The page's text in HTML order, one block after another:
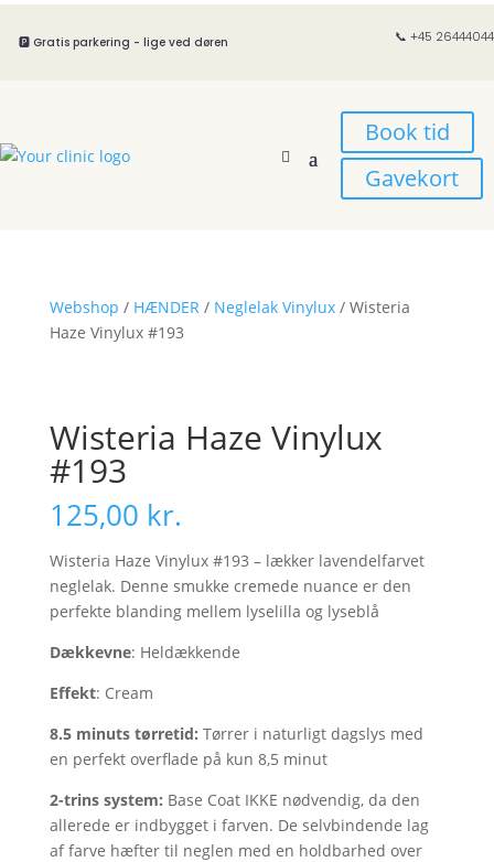
🅿️ Gratis parkering - lige ved døren 📞 +45 26444044
Book tid
Gavekort
Webshop / HÆNDER/ Neglelak Vinylux/ Wisteria
Haze Vinylux #193
Wisteria Haze Vinylux
#193
125,00 kr.
Wisteria Haze Vinylux #193 – lækker lavendelfarvet
neglelak. Denne smukke cremede nuance er den
perfekte blanding mellem lyselilla og lyseblå
Dækkevne: Heldækkende
Effekt: Cream
8.5 minuts tørretid: Tørrer i naturligt dagslys med
en perfekt overflade på kun 8,5 minut
2-trins system: Base Coat IKKE nødvendig, da den
allerede er indbygget i farven. De selvbindende lag
af farve hæfter til neglen med en holdbarhed over